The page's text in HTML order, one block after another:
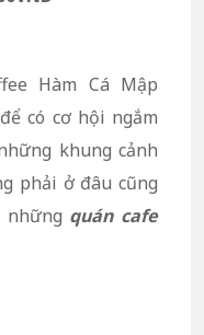
Hàm Cá Mập
có cơ hội ngắm
khung cảnh
phải ở đâu cũng
những quán cafe